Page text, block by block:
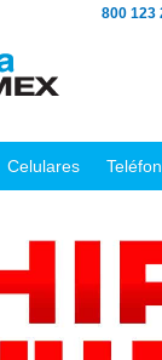
800 123
Celulares